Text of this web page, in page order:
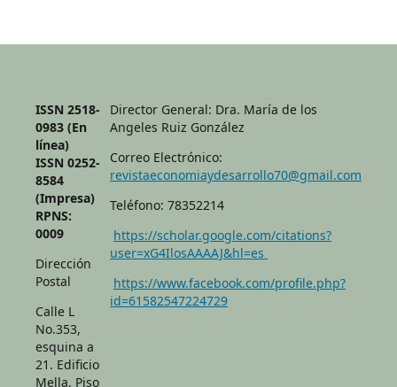
ISSN 2518-
0983 (En
línea)
ISSN 0252-
8584
(Impresa)
RPNS:
0009
Dirección
Postal
Calle L
No.353,
esquina a
21. Edificio
Mella, Piso
Director General: Dra. María de los
Angeles Ruiz González
Correo Electrónico:
revistaeconomiaydesarrollo70@gmail.com
Teléfono: 78352214
https://scholar.google.com/citations?
user=xG4IlosAAAAJ&hl=es
https://www.facebook.com/profile.php?
id=61582547224729